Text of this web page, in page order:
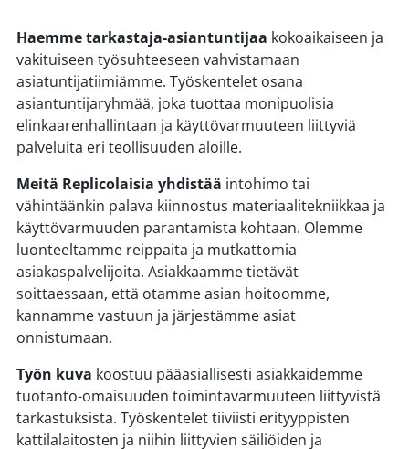
Haemme tarkastaja-asiantuntijaa kokoaikaiseen ja
vakituiseen työsuhteeseen vahvistamaan
asiatuntijatiimiämme. Työskentelet osana
asiantuntijaryhmää, joka tuottaa monipuolisia
elinkaarenhallintaan ja käyttövarmuuteen liittyviä
palveluita eri teollisuuden aloille.
Meitä Replicolaisia yhdistää intohimo tai
vähintäänkin palava kiinnostus materiaalitekniikkaa ja
käyttövarmuuden parantamista kohtaan. Olemme
luonteeltamme reippaita ja mutkattomia
asiakaspalvelijoita. Asiakkaamme tietävät
soittaessaan, että otamme asian hoitoomme,
kannamme vastuun ja järjestämme asiat
onnistumaan.
Työn kuva koostuu pääasiallisesti asiakkaidemme
tuotanto-omaisuuden toimintavarmuuteen liittyvistä
tarkastuksista. Työskentelet tiiviisti erityyppisten
kattilalaitosten ja niihin liittyvien säiliöiden ja